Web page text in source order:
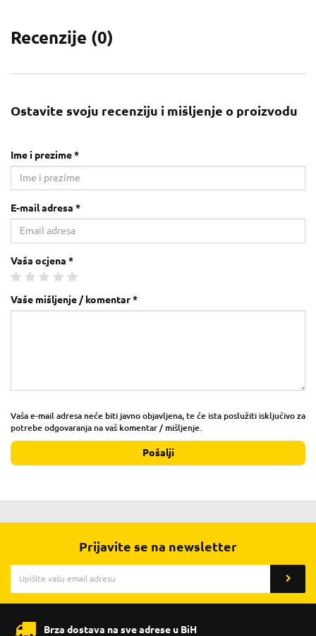
Recenzije (0)
Ostavite svoju recenziju i mišljenje o proizvodu
Ime i prezime *
E-mail adresa *
Vaša ocjena *
Vaše mišljenje / komentar *
Vaša e-mail adresa neće biti javno objavljena, te će ista poslužiti isključivo za
potrebe odgovaranja na vaš komentar / mišljenje.
Pošalji
Prijavite se na newsletter
Brza dostava na sve adrese u BiH